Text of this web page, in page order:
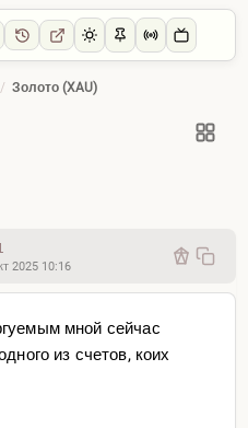
/ Золото (XAU)
2025 10:16
мной сейчас
из счетов, коих